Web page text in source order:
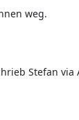
weg.
Stefan via